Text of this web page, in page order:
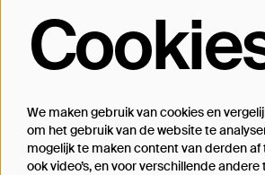
Op de hoogte
Inschrijven
We maken gebruik van cookies en
om het gebruik van de website te
mogelijk te maken content van derden af
ook video’s, en voor verschillende